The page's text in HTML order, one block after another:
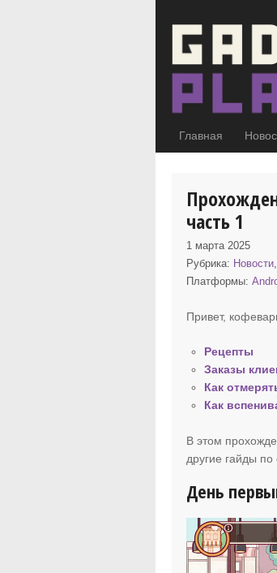
Главная
часть 1
1 марта 2025
Рубрика: Новости
Платформы:
Привет,
Рецепты
Заказы
Как
Как
В этом
другие гайды
День